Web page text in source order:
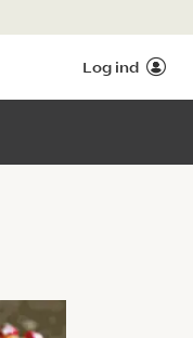
Log ind